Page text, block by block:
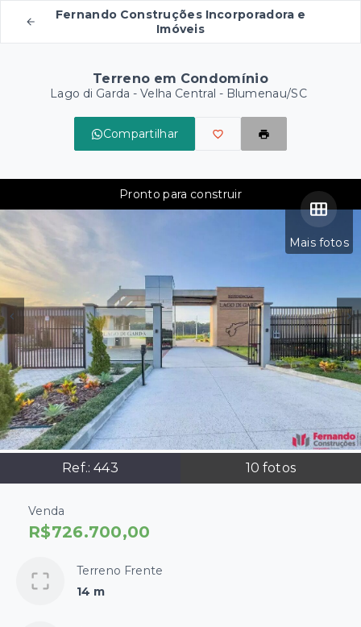
Fernando Construções Incorporadora e
Imóveis
Terreno em Condomínio
Lago di Garda - Velha Central - Blumenau/SC
Compartilhar
Mais fotos
Ref.:443 10 fotos
Pronto para construir
Venda
R$726.700,00
Terreno Frente
14 m